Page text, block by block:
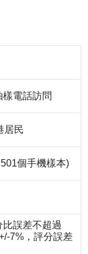
電話訪問
居民
個手機樣本)
誤差不超過
7%，評分誤差